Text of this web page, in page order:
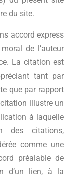
du site.
accord express
de l’auteur
La citation est
tant par
que par rapport
illustre un
à laquelle
des citations,
comme une
préalable de
d’un lien, à la